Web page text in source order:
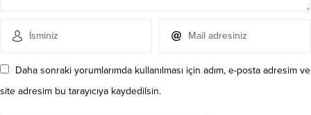
Daha sonraki yorumlarımda kullanılması için adım, e-posta adresim ve
site adresim bu tarayıcıya kaydedilsin.